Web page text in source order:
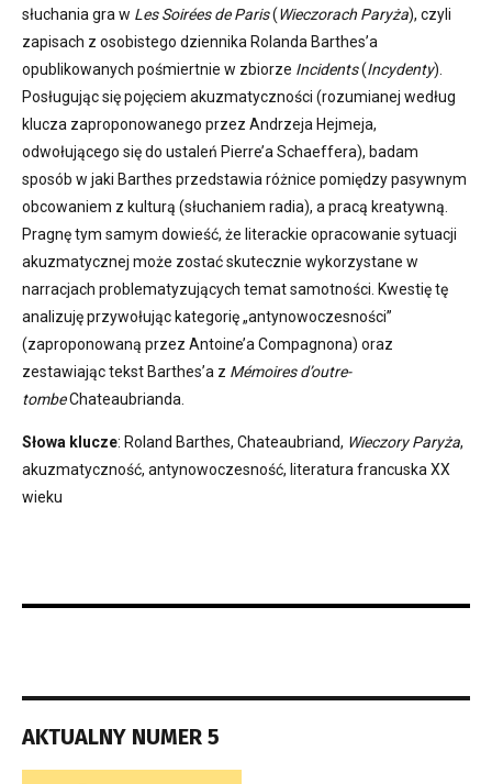
słuchania gra w Les Soirées de Paris(Wieczorach Paryża), czyli
zapisach z osobistego dziennika Rolanda Barthes’a
opublikowanych pośmiertnie w zbiorze Incidents(Incydenty).
Posługując się pojęciem akuzmatyczności (rozumianej według
klucza zaproponowanego przez Andrzeja Hejmeja,
odwołującego się do ustaleń Pierre’a Schaeffera), badam
sposób w jaki Barthes przedstawia różnice pomiędzy pasywnym
obcowaniem z kulturą (słuchaniem radia), a pracą kreatywną.
Pragnę tym samym dowieść, że literackie opracowanie sytuacji
akuzmatycznej może zostać skutecznie wykorzystane w
narracjach problematyzujących temat samotności. Kwestię tę
analizuję przywołując kategorię „antynowoczesności”
(zaproponowaną przez Antoine’a Compagnona) oraz
zestawiając tekst Barthes’a z Mémoires d’outre-
tombeChateaubrianda.
Słowa klucze: Roland Barthes, Chateaubriand, Wieczory Paryża,
akuzmatyczność, antynowoczesność, literatura francuska XX
wieku
AKTUALNY NUMER 5